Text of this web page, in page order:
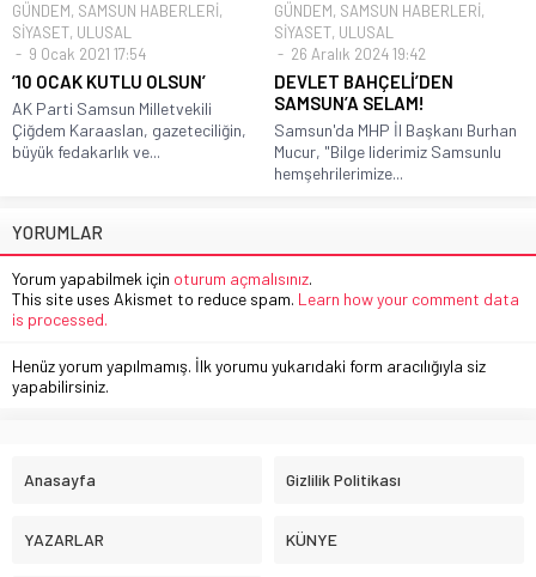
GÜNDEM, SAMSUN HABERLERİ,
SİYASET, ULUSAL
9 Ocak 2021 17:54
’10 OCAK KUTLU OLSUN’
AK Parti Samsun Milletvekili
Çiğdem Karaaslan, gazeteciliğin,
büyük fedakarlık ve...
GÜNDEM, SAMSUN HABERLERİ,
SİYASET, ULUSAL
26 Aralık 2024 19:42
DEVLET BAHÇELİ’DEN
SAMSUN’A SELAM!
Samsun'da MHP İl Başkanı Burhan
Mucur, "Bilge liderimiz Samsunlu
hemşehrilerimize...
YORUMLAR
Yorum yapabilmek için oturum açmalısınız.
This site uses Akismet to reduce spam. Learn how your comment data
is processed.
Henüz yorum yapılmamış. İlk yorumu yukarıdaki form aracılığıyla siz
yapabilirsiniz.
Anasayfa Gizlilik Politikası
YAZARLAR KÜNYE